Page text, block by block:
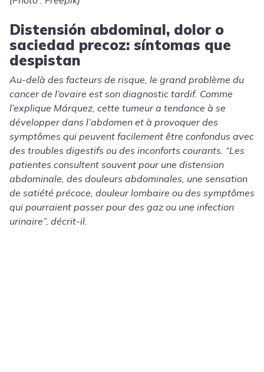
Distensión abdominal, dolor o
saciedad precoz: síntomas que
despistan
Au-delà des facteurs de risque, le grand problème du
cancer de l’ovaire est son diagnostic tardif. Comme
l’explique Márquez, cette tumeur a tendance à se
développer dans l’abdomen et à provoquer des
symptômes qui peuvent facilement être confondus avec
des troubles digestifs ou des inconforts courants. “Les
patientes consultent souvent pour une distension
abdominale, des douleurs abdominales, une sensation
de satiété précoce, douleur lombaire ou des symptômes
qui pourraient passer pour des gaz ou une infection
urinaire”, décrit-il.